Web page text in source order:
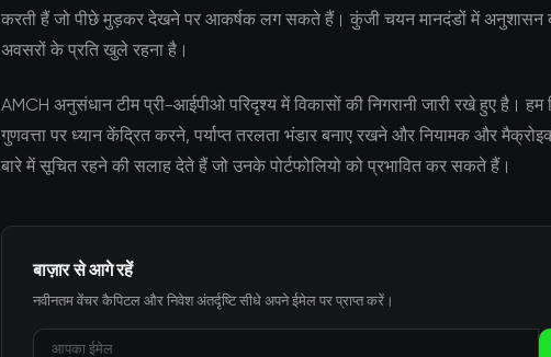
करती हैं जो पीछे मुड़कर देखने पर आकर्षक लग सकते हैं। कुंजी चयन मानदंडों में अनुशासन
अवसरों के प्रति खुले रहना है।
AMCH अनुसंधान टीम प्री-आईपीओ परिदृश्य में विकासों की निगरानी जारी रखे हुए है।
गुणवत्ता पर ध्यान केंद्रित करने, पर्याप्त तरलता भंडार बनाए रखने और नियामक और
बारे में सूचित रहने की सलाह देते हैं जो उनके पोर्टफोलियो को प्रभावित कर सकते हैं।
बाज़ार से आगे रहें
नवीनतम वेंचर कैपिटल और निवेश अंतर्दृष्टि सीधे अपने ईमेल पर प्राप्त करें।